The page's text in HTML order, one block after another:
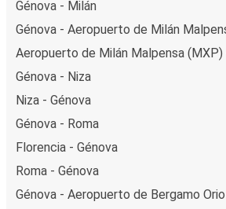
Génova - Milán
Génova - Aeropuerto de Milán
Aeropuerto de Milán Malpensa (MXP)
Génova - Niza
Niza - Génova
Génova - Roma
Florencia - Génova
Roma - Génova
Génova - Aeropuerto de Bergamo